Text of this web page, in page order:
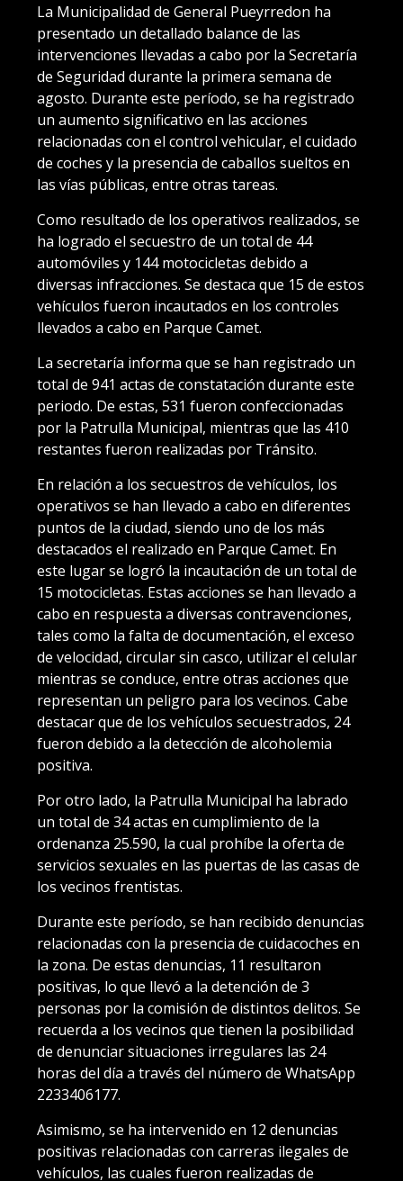
La Municipalidad de General Pueyrredon ha
presentado un detallado balance de las
intervenciones llevadas a cabo por la Secretaría
de Seguridad durante la primera semana de
agosto. Durante este período, se ha registrado
un aumento significativo en las acciones
relacionadas con el control vehicular, el cuidado
de coches y la presencia de caballos sueltos en
las vías públicas, entre otras tareas.
Como resultado de los operativos realizados, se
ha logrado el secuestro de un total de 44
automóviles y 144 motocicletas debido a
diversas infracciones. Se destaca que 15 de estos
vehículos fueron incautados en los controles
llevados a cabo en Parque Camet.
La secretaría informa que se han registrado un
total de 941 actas de constatación durante este
periodo. De estas, 531 fueron confeccionadas
por la Patrulla Municipal, mientras que las 410
restantes fueron realizadas por Tránsito.
En relación a los secuestros de vehículos, los
operativos se han llevado a cabo en diferentes
puntos de la ciudad, siendo uno de los más
destacados el realizado en Parque Camet. En
este lugar se logró la incautación de un total de
15 motocicletas. Estas acciones se han llevado a
cabo en respuesta a diversas contravenciones,
tales como la falta de documentación, el exceso
de velocidad, circular sin casco, utilizar el celular
mientras se conduce, entre otras acciones que
representan un peligro para los vecinos. Cabe
destacar que de los vehículos secuestrados, 24
fueron debido a la detección de alcoholemia
positiva.
Por otro lado, la Patrulla Municipal ha labrado
un total de 34 actas en cumplimiento de la
ordenanza 25.590, la cual prohíbe la oferta de
servicios sexuales en las puertas de las casas de
los vecinos frentistas.
Durante este período, se han recibido denuncias
relacionadas con la presencia de cuidacoches en
la zona. De estas denuncias, 11 resultaron
positivas, lo que llevó a la detención de 3
personas por la comisión de distintos delitos. Se
recuerda a los vecinos que tienen la posibilidad
de denunciar situaciones irregulares las 24
horas del día a través del número de WhatsApp
2233406177.
Asimismo, se ha intervenido en 12 denuncias
positivas relacionadas con carreras ilegales de
vehículos, las cuales fueron realizadas de